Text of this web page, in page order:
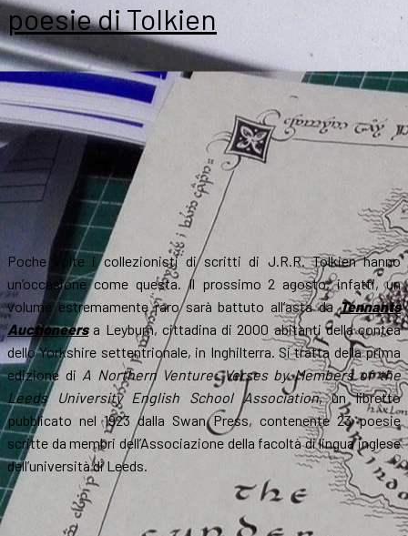
poesie di Tolkien
Poche volte i collezionisti di scritti di J.R.R. Tolkien hanno
un’occasione come questa. Il prossimo 2 agosto, infatti, un
volume estremamente raro sarà battuto all’asta daTennants
Auctioneersa Leyburn, cittadina di 2000 abitanti della contea
dello Yorkshire settentrionale, in Inghilterra. Si tratta della prima
edizione di A Northern Venture: Verses by Members of the
Leeds University English School Association, un libretto
pubblicato nel 1923 dalla Swan Press, contenente 23 poesie
scritte da membri dell’Associazione della facoltà di lingua inglese
dell’università di Leeds.